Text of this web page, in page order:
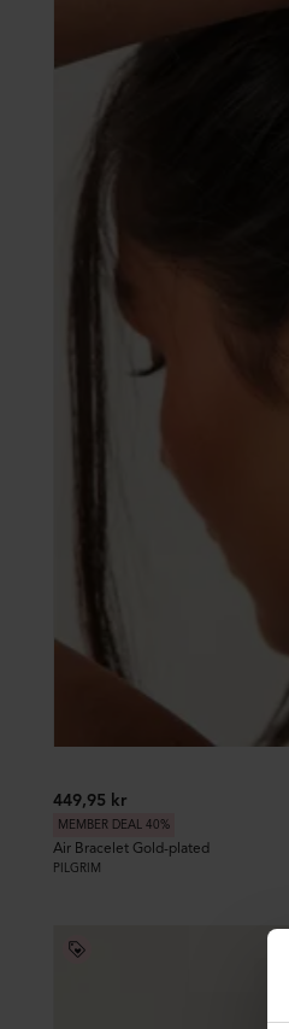
449,95 kr
MEMBER DEAL 40%
Air Bracelet Gold-plated
PILGRIM